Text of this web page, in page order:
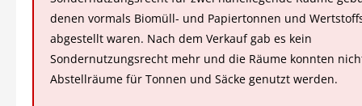
denen vormals Biomüll- und Papiertonnen und
abgestellt waren. Nach dem Verkauf gab es kein
Sondernutzungsrecht mehr und die Räume konnten
Abstellräume für Tonnen und Säcke genutzt werden.